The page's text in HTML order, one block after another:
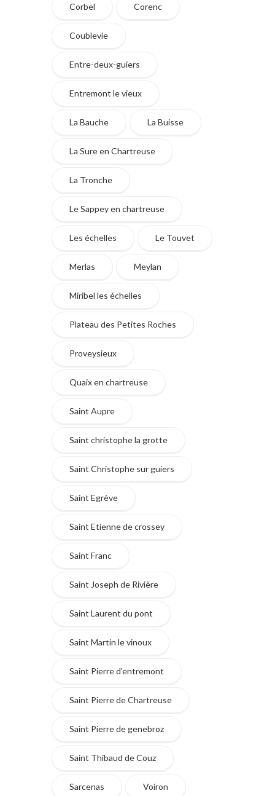
Corbel Corenc
Coublevie
Entre-deux-guiers
Entremont le vieux
La Bauche La Buisse
La Sure en Chartreuse
La Tronche
Le Sappey en chartreuse
Les échelles Le Touvet
Merlas Meylan
Miribel les échelles
Plateau des Petites Roches
Proveysieux
Quaix en chartreuse
Saint Aupre
Saint christophe la grotte
Saint Christophe sur guiers
Saint Egrève
Saint Etienne de crossey
Saint Franc
Saint Joseph de Rivière
Saint Laurent du pont
Saint Martin le vinoux
Saint Pierre d'entremont
Saint Pierre de Chartreuse
Saint Pierre de genebroz
Saint Thibaud de Couz
Sarcenas Voiron